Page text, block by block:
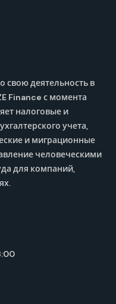
свою деятельность в
Finance с момента
налоговые и
учета,
и миграционные
человеческими
для компаний,